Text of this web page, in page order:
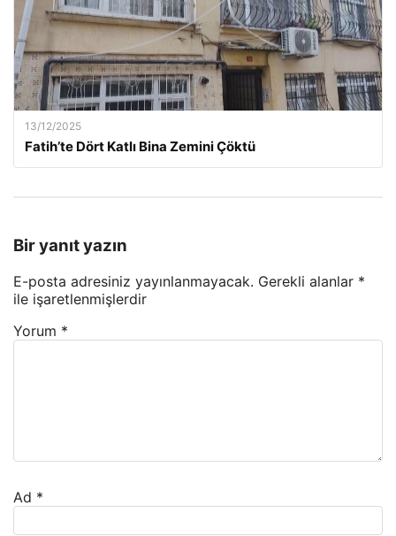
13/12/2025
Fatih’te Dört Katlı Bina Zemini Çöktü
Bir yanıt yazın
E-posta adresiniz yayınlanmayacak. Gerekli alanlar *
ile işaretlenmişlerdir
Yorum *
Ad *